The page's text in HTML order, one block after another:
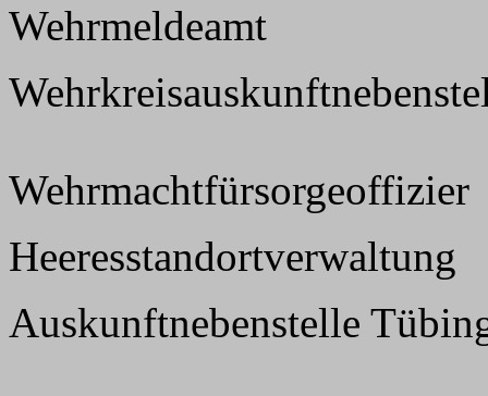
Wehrmeldeamt
Wehrmachtfürsorgeoffizier
Heeresstandortverwaltung
Auskunftnebenstelle